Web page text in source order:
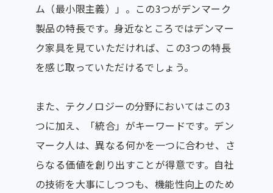
ム（最小限主義）」。この3つがデンマーク
製品の特長です。身近なところではデンマー
ク家具を見ていただければ、この3つの特長
を感じ取っていただけるでしょう。
また、テクノロジーの分野においてはこの3
つに加え、「統合」がキーワードです。デン
マーク人は、異なる何かを一つに合わせ、さ
らなる価値を創り出すことが得意です。自社
の技術を大事にしつつも、機能性向上のため